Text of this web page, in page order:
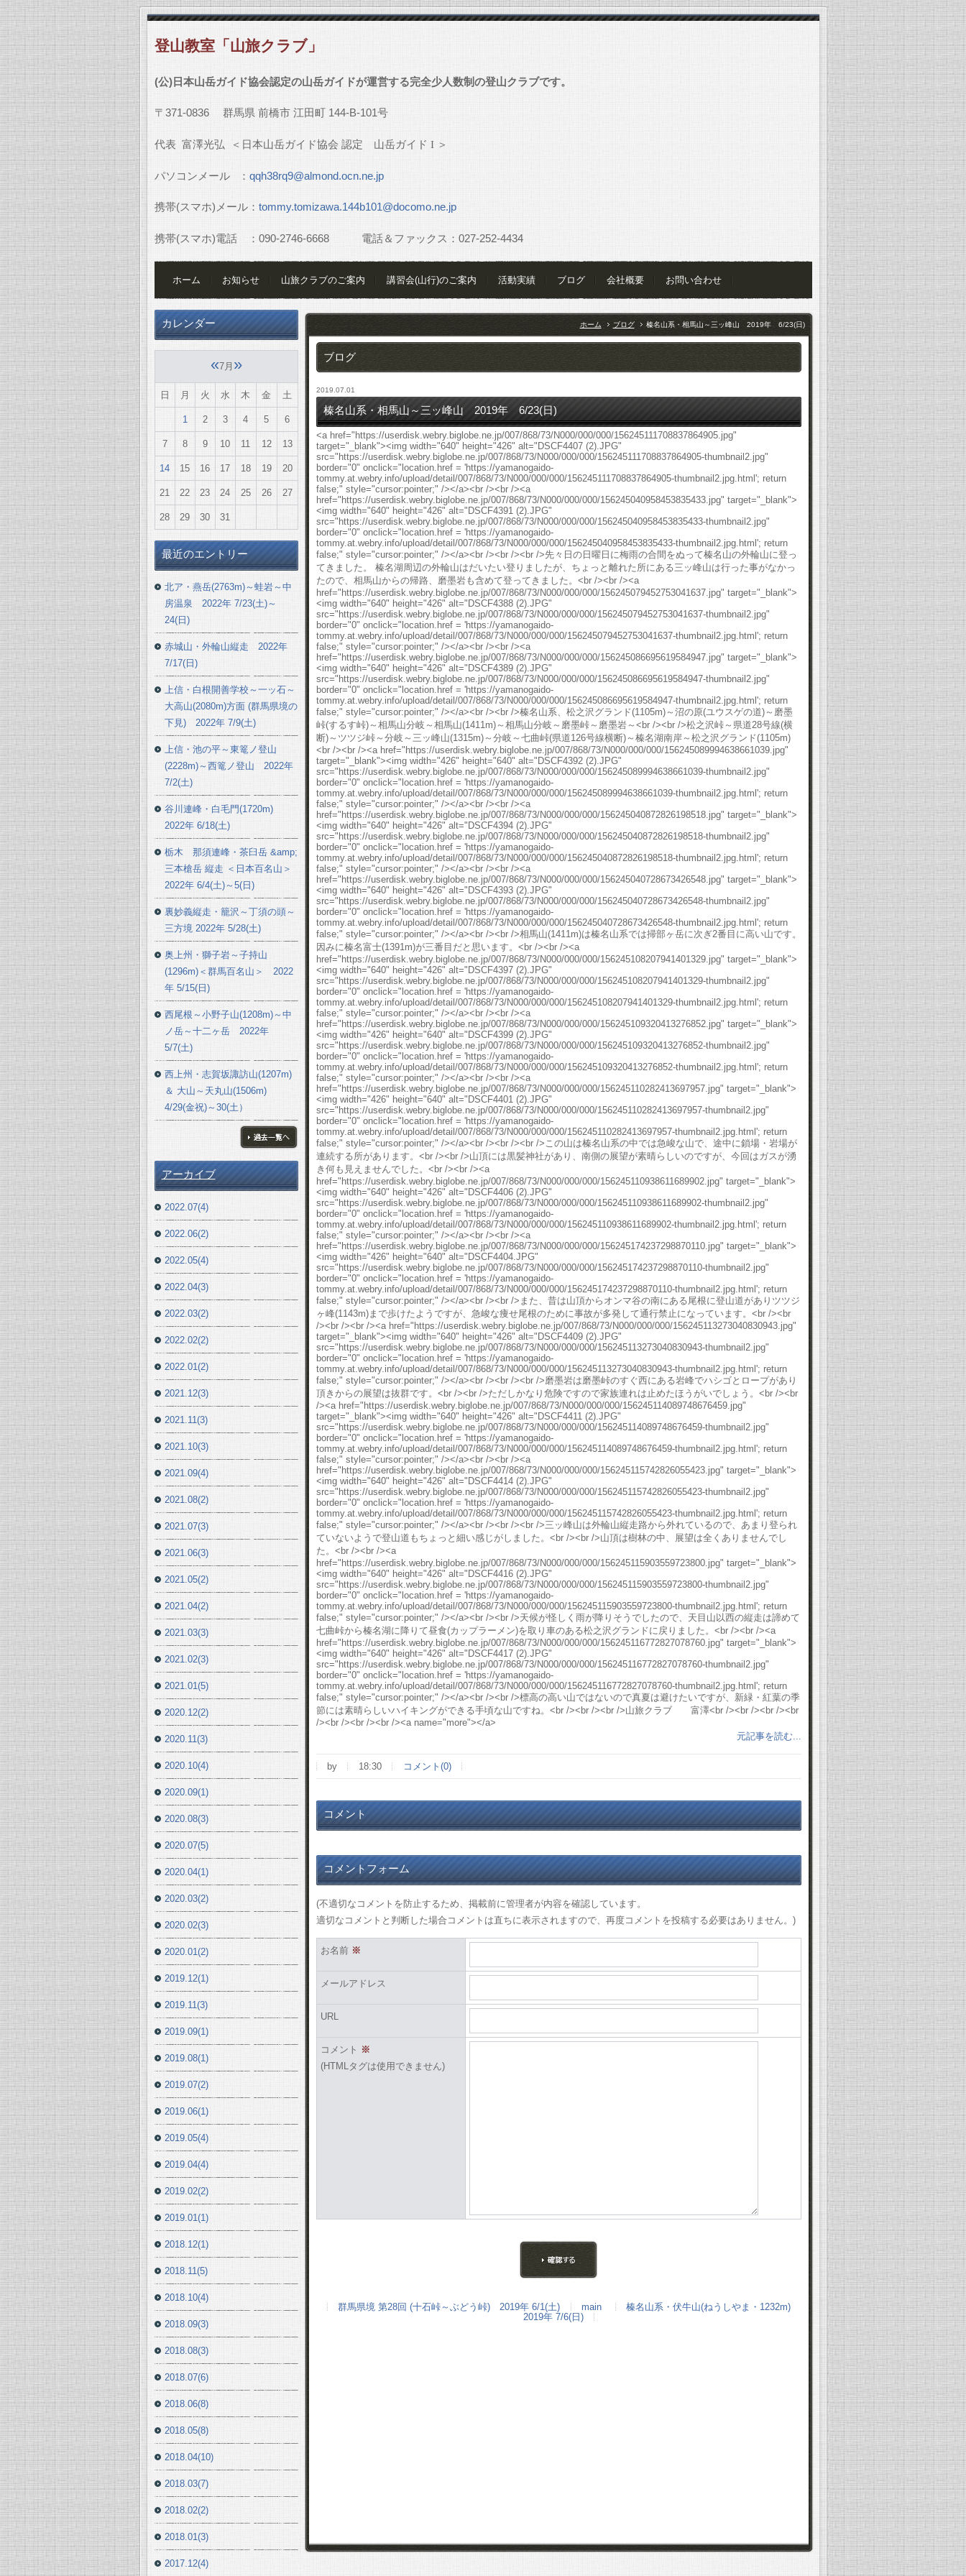
登山教室「山旅クラブ」
(公)日本山岳ガイド協会認定の山岳ガイドが運営する完全少人数制の登山クラブです。
〒 371-0836 群馬県 前橋市 江田町 144-B-101号
代表 富澤光弘 ＜日本山岳ガイド協会 認定 山岳ガイド I ＞
パソコンメール ： qqh38rq9@almond.ocn.ne.jp
携帯(スマホ)メール： tommy.tomizawa.144b101@docomo.ne.jp
携帯(スマホ)電話 ： 090-2746-6668電話＆ファックス： 027-252-4434
ホーム お知らせ 山旅クラブのご案内 講習会(山行)のご案内 活動実績 ブログ 会社概要 お問い合わせ
ホーム ブログ 榛名山系・相馬山～三ッ峰山 2019年 6/23(日)
ブログ
2019.07.01
榛名山系・相馬山～三ッ峰山 2019年 6/23(日)
<a href="https://userdisk.webry.biglobe.ne.jp/007/868/73/N000/000/000/156245111708837864905.jpg"
target="_blank"><img width="640" height="426" alt="DSCF4407 (2).JPG"
src="https://userdisk.webry.biglobe.ne.jp/007/868/73/N000/000/000/156245111708837864905-thumbnail2.jpg"
border="0" onclick="location.href = 'https://yamanogaido-
tommy.at.webry.info/upload/detail/007/868/73/N000/000/000/156245111708837864905-thumbnail2.jpg.html'; return
false;" style="cursor:pointer;" /></a><br /><br /><a
href="https://userdisk.webry.biglobe.ne.jp/007/868/73/N000/000/000/156245040958453835433.jpg" target="_blank">
<img width="640" height="426" alt="DSCF4391 (2).JPG"
src="https://userdisk.webry.biglobe.ne.jp/007/868/73/N000/000/000/156245040958453835433-thumbnail2.jpg"
border="0" onclick="location.href = 'https://yamanogaido-
tommy.at.webry.info/upload/detail/007/868/73/N000/000/000/156245040958453835433-thumbnail2.jpg.html'; return
false;" style="cursor:pointer;" /></a><br /><br /><br />先々日の日曜日に梅雨の合間をぬって榛名山の外輪山に登っ
てきました。 榛名湖周辺の外輪山はだいたい登りましたが、ちょっと離れた所にある三ッ峰山は行った事がなかっ
たので、相馬山からの帰路、磨墨岩も含めて登ってきました。<br /><br /><a
href="https://userdisk.webry.biglobe.ne.jp/007/868/73/N000/000/000/156245079452753041637.jpg" target="_blank">
<img width="640" height="426" alt="DSCF4388 (2).JPG"
src="https://userdisk.webry.biglobe.ne.jp/007/868/73/N000/000/000/156245079452753041637-thumbnail2.jpg"
border="0" onclick="location.href = 'https://yamanogaido-
tommy.at.webry.info/upload/detail/007/868/73/N000/000/000/156245079452753041637-thumbnail2.jpg.html'; return
false;" style="cursor:pointer;" /></a><br /><br /><a
href="https://userdisk.webry.biglobe.ne.jp/007/868/73/N000/000/000/156245086695619584947.jpg" target="_blank">
<img width="640" height="426" alt="DSCF4389 (2).JPG"
src="https://userdisk.webry.biglobe.ne.jp/007/868/73/N000/000/000/156245086695619584947-thumbnail2.jpg"
border="0" onclick="location.href = 'https://yamanogaido-
tommy.at.webry.info/upload/detail/007/868/73/N000/000/000/156245086695619584947-thumbnail2.jpg.html'; return
false;" style="cursor:pointer;" /></a><br /><br />榛名山系、松之沢グランド(1105m)～沼の原(ユウスゲの道)～磨墨
峠(するす峠)～相馬山分岐～相馬山(1411m)～相馬山分岐～磨墨峠～磨墨岩～<br /><br />松之沢峠～県道28号線(横
断)～ツツジ峠～分岐～三ッ峰山(1315m)～分岐～七曲峠(県道126号線横断)～榛名湖南岸～松之沢グランド(1105m)
<br /><br /><a href="https://userdisk.webry.biglobe.ne.jp/007/868/73/N000/000/000/156245089994638661039.jpg"
target="_blank"><img width="426" height="640" alt="DSCF4392 (2).JPG"
src="https://userdisk.webry.biglobe.ne.jp/007/868/73/N000/000/000/156245089994638661039-thumbnail2.jpg"
border="0" onclick="location.href = 'https://yamanogaido-
tommy.at.webry.info/upload/detail/007/868/73/N000/000/000/156245089994638661039-thumbnail2.jpg.html'; return
false;" style="cursor:pointer;" /></a><br /><br /><a
href="https://userdisk.webry.biglobe.ne.jp/007/868/73/N000/000/000/156245040872826198518.jpg" target="_blank">
<img width="640" height="426" alt="DSCF4394 (2).JPG"
src="https://userdisk.webry.biglobe.ne.jp/007/868/73/N000/000/000/156245040872826198518-thumbnail2.jpg"
border="0" onclick="location.href = 'https://yamanogaido-
tommy.at.webry.info/upload/detail/007/868/73/N000/000/000/156245040872826198518-thumbnail2.jpg.html'; return
false;" style="cursor:pointer;" /></a><br /><br /><a
href="https://userdisk.webry.biglobe.ne.jp/007/868/73/N000/000/000/156245040728673426548.jpg" target="_blank">
<img width="640" height="426" alt="DSCF4393 (2).JPG"
src="https://userdisk.webry.biglobe.ne.jp/007/868/73/N000/000/000/156245040728673426548-thumbnail2.jpg"
border="0" onclick="location.href = 'https://yamanogaido-
tommy.at.webry.info/upload/detail/007/868/73/N000/000/000/156245040728673426548-thumbnail2.jpg.html'; return
false;" style="cursor:pointer;" /></a><br /><br />相馬山(1411m)は榛名山系では掃部ヶ岳に次ぎ2番目に高い山です。
因みに榛名富士(1391m)が三番目だと思います。<br /><br /><a
href="https://userdisk.webry.biglobe.ne.jp/007/868/73/N000/000/000/156245108207941401329.jpg" target="_blank">
<img width="640" height="426" alt="DSCF4397 (2).JPG"
src="https://userdisk.webry.biglobe.ne.jp/007/868/73/N000/000/000/156245108207941401329-thumbnail2.jpg"
border="0" onclick="location.href = 'https://yamanogaido-
tommy.at.webry.info/upload/detail/007/868/73/N000/000/000/156245108207941401329-thumbnail2.jpg.html'; return
false;" style="cursor:pointer;" /></a><br /><br /><a
href="https://userdisk.webry.biglobe.ne.jp/007/868/73/N000/000/000/156245109320413276852.jpg" target="_blank">
<img width="426" height="640" alt="DSCF4399 (2).JPG"
src="https://userdisk.webry.biglobe.ne.jp/007/868/73/N000/000/000/156245109320413276852-thumbnail2.jpg"
border="0" onclick="location.href = 'https://yamanogaido-
tommy.at.webry.info/upload/detail/007/868/73/N000/000/000/156245109320413276852-thumbnail2.jpg.html'; return
false;" style="cursor:pointer;" /></a><br /><br /><a
href="https://userdisk.webry.biglobe.ne.jp/007/868/73/N000/000/000/156245110282413697957.jpg" target="_blank">
<img width="426" height="640" alt="DSCF4401 (2).JPG"
src="https://userdisk.webry.biglobe.ne.jp/007/868/73/N000/000/000/156245110282413697957-thumbnail2.jpg"
border="0" onclick="location.href = 'https://yamanogaido-
tommy.at.webry.info/upload/detail/007/868/73/N000/000/000/156245110282413697957-thumbnail2.jpg.html'; return
false;" style="cursor:pointer;" /></a><br /><br /><br />この山は榛名山系の中では急峻な山で、途中に鎖場・岩場が
連続する所があります。<br /><br />山頂には黒髪神社があり、南側の展望が素晴らしいのですが、今回はガスが湧
き何も見えませんでした。<br /><br /><a
href="https://userdisk.webry.biglobe.ne.jp/007/868/73/N000/000/000/156245110938611689902.jpg" target="_blank">
<img width="640" height="426" alt="DSCF4406 (2).JPG"
src="https://userdisk.webry.biglobe.ne.jp/007/868/73/N000/000/000/156245110938611689902-thumbnail2.jpg"
border="0" onclick="location.href = 'https://yamanogaido-
tommy.at.webry.info/upload/detail/007/868/73/N000/000/000/156245110938611689902-thumbnail2.jpg.html'; return
false;" style="cursor:pointer;" /></a><br /><br /><a
href="https://userdisk.webry.biglobe.ne.jp/007/868/73/N000/000/000/156245174237298870110.jpg" target="_blank">
<img width="426" height="640" alt="DSCF4404.JPG"
src="https://userdisk.webry.biglobe.ne.jp/007/868/73/N000/000/000/156245174237298870110-thumbnail2.jpg"
border="0" onclick="location.href = 'https://yamanogaido-
tommy.at.webry.info/upload/detail/007/868/73/N000/000/000/156245174237298870110-thumbnail2.jpg.html'; return
false;" style="cursor:pointer;" /></a><br /><br />また、昔は山頂からオンマ谷の南にある尾根に登山道がありツツジ
ヶ峰(1143m)まで歩けたようですが、急峻な痩せ尾根のために事故が多発して通行禁止になっています。<br /><br
/><br /><br /><a href="https://userdisk.webry.biglobe.ne.jp/007/868/73/N000/000/000/156245113273040830943.jpg"
target="_blank"><img width="640" height="426" alt="DSCF4409 (2).JPG"
src="https://userdisk.webry.biglobe.ne.jp/007/868/73/N000/000/000/156245113273040830943-thumbnail2.jpg"
border="0" onclick="location.href = 'https://yamanogaido-
tommy.at.webry.info/upload/detail/007/868/73/N000/000/000/156245113273040830943-thumbnail2.jpg.html'; return
false;" style="cursor:pointer;" /></a><br /><br /><br />磨墨岩は磨墨峠のすぐ西にある岩峰でハシゴとロープがあり
頂きからの展望は抜群です。<br /><br />ただしかなり危険ですので家族連れは止めたほうがいでしょう。<br /><br
/><a href="https://userdisk.webry.biglobe.ne.jp/007/868/73/N000/000/000/156245114089748676459.jpg"
target="_blank"><img width="640" height="426" alt="DSCF4411 (2).JPG"
src="https://userdisk.webry.biglobe.ne.jp/007/868/73/N000/000/000/156245114089748676459-thumbnail2.jpg"
border="0" onclick="location.href = 'https://yamanogaido-
tommy.at.webry.info/upload/detail/007/868/73/N000/000/000/156245114089748676459-thumbnail2.jpg.html'; return
false;" style="cursor:pointer;" /></a><br /><br /><a
href="https://userdisk.webry.biglobe.ne.jp/007/868/73/N000/000/000/156245115742826055423.jpg" target="_blank">
<img width="640" height="426" alt="DSCF4414 (2).JPG"
src="https://userdisk.webry.biglobe.ne.jp/007/868/73/N000/000/000/156245115742826055423-thumbnail2.jpg"
border="0" onclick="location.href = 'https://yamanogaido-
tommy.at.webry.info/upload/detail/007/868/73/N000/000/000/156245115742826055423-thumbnail2.jpg.html'; return
false;" style="cursor:pointer;" /></a><br /><br /><br />三ッ峰山は外輪山縦走路から外れているので、あまり登られ
ていないようで登山道もちょっと細い感じがしました。<br /><br />山頂は樹林の中、展望は全くありませんでし
た。<br /><br /><a
href="https://userdisk.webry.biglobe.ne.jp/007/868/73/N000/000/000/156245115903559723800.jpg" target="_blank">
<img width="640" height="426" alt="DSCF4416 (2).JPG"
src="https://userdisk.webry.biglobe.ne.jp/007/868/73/N000/000/000/156245115903559723800-thumbnail2.jpg"
border="0" onclick="location.href = 'https://yamanogaido-
tommy.at.webry.info/upload/detail/007/868/73/N000/000/000/156245115903559723800-thumbnail2.jpg.html'; return
false;" style="cursor:pointer;" /></a><br /><br />天候が怪しく雨が降りそうでしたので、天目山以西の縦走は諦めて
七曲峠から榛名湖に降りて昼食(カップラーメン)を取り車のある松之沢グランドに戻りました。<br /><br /><a
href="https://userdisk.webry.biglobe.ne.jp/007/868/73/N000/000/000/156245116772827078760.jpg" target="_blank">
<img width="640" height="426" alt="DSCF4417 (2).JPG"
src="https://userdisk.webry.biglobe.ne.jp/007/868/73/N000/000/000/156245116772827078760-thumbnail2.jpg"
border="0" onclick="location.href = 'https://yamanogaido-
tommy.at.webry.info/upload/detail/007/868/73/N000/000/000/156245116772827078760-thumbnail2.jpg.html'; return
false;" style="cursor:pointer;" /></a><br /><br />標高の高い山ではないので真夏は避けたいですが、新緑・紅葉の季
節には素晴らしいハイキングができる手頃な山ですね。<br /><br /><br />山旅クラブ 富澤<br /><br /><br /><br
/><br /><br /><br /><a name="more"></a>
元記事を読む...
by 18:30 コメント(0)
コメント
コメントフォーム
(不適切なコメントを防止するため、掲載前に管理者が内容を確認しています。
適切なコメントと判断した場合コメントは直ちに表示されますので、再度コメントを投稿する必要はありません。)
お名前 ※
メールアドレス
URL
コメント ※
(HTMLタグは使用できません)
群馬県境 第28回 (十石峠～ぶどう峠) 2019年 6/1(土) main
榛名山系・伏牛山(ねうしやま・1232m)
2019年 7/6(日)
カレンダー
«7月 »
日 月 火 水 木 金 土
1 2 3 4 5 6
7 8 9 10 11 12 13
14 15 16 17 18 19 20
21 22 23 24 25 26 27
28 29 30 31
最近のエントリー
北ア・燕岳(2763m)～蛙岩～中
房温泉 2022年 7/23(土)～
24(日)
赤城山・外輪山縦走 2022年
7/17(日)
上信・白根開善学校～一ッ石～
大高山(2080m)方面 (群馬県境の
下見) 2022年 7/9(土)
上信・池の平～東篭ノ登山
(2228m)～西篭ノ登山 2022年
7/2(土)
谷川連峰・白毛門(1720m)
2022年 6/18(土)
栃木 那須連峰・茶臼岳 &amp;
三本槍岳 縦走 ＜日本百名山＞
2022年 6/4(土)～5(日)
裏妙義縦走・籠沢～丁須の頭～
三方境 2022年 5/28(土)
奥上州・獅子岩～子持山
(1296m)＜群馬百名山＞ 2022
年 5/15(日)
西尾根～小野子山(1208m)～中
ノ岳～十二ヶ岳 2022年
5/7(土)
西上州・志賀坂諏訪山(1207m)
＆ 大山～天丸山(1506m)
4/29(金祝)～30(土）
アーカイブ
2022.07(4)
2022.06(2)
2022.05(4)
2022.04(3)
2022.03(2)
2022.02(2)
2022.01(2)
2021.12(3)
2021.11(3)
2021.10(3)
2021.09(4)
2021.08(2)
2021.07(3)
2021.06(3)
2021.05(2)
2021.04(2)
2021.03(3)
2021.02(3)
2021.01(5)
2020.12(2)
2020.11(3)
2020.10(4)
2020.09(1)
2020.08(3)
2020.07(5)
2020.04(1)
2020.03(2)
2020.02(3)
2020.01(2)
2019.12(1)
2019.11(3)
2019.09(1)
2019.08(1)
2019.07(2)
2019.06(1)
2019.05(4)
2019.04(4)
2019.02(2)
2019.01(1)
2018.12(1)
2018.11(5)
2018.10(4)
2018.09(3)
2018.08(3)
2018.07(6)
2018.06(8)
2018.05(8)
2018.04(10)
2018.03(7)
2018.02(2)
2018.01(3)
2017.12(4)